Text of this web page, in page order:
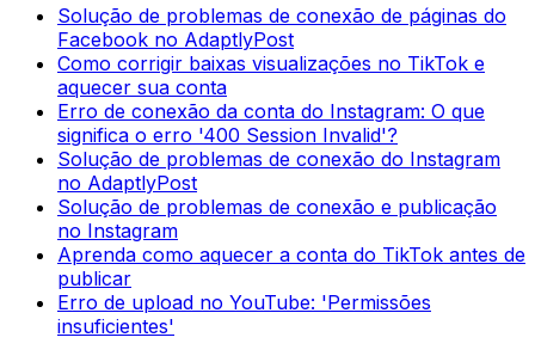
Solução de problemas de conexão de páginas do
Facebook no AdaptlyPost
Como corrigir baixas visualizações no TikTok e
aquecer sua conta
Erro de conexão da conta do Instagram: O que
significa o erro '400 Session Invalid'?
Solução de problemas de conexão do Instagram
no AdaptlyPost
Solução de problemas de conexão e publicação
no Instagram
Aprenda como aquecer a conta do TikTok antes de
publicar
Erro de upload no YouTube: 'Permissões
insuficientes'